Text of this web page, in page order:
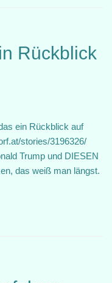
Rückblick
ein Rückblick auf
stories/3196326/
Trump und DIESEN
das weiß man längst.